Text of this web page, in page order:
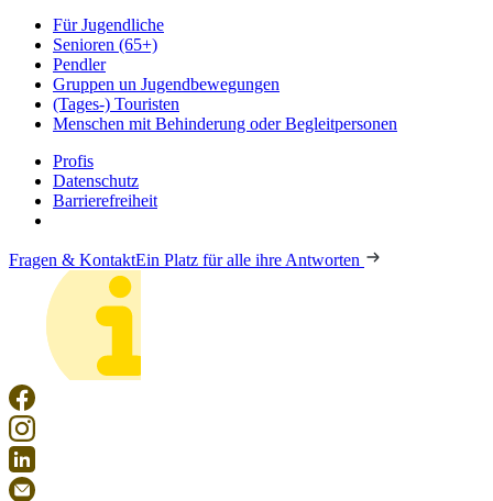
Für Jugendliche
Senioren (65+)
Pendler
Gruppen un Jugendbewegungen
(Tages-) Touristen
Menschen mit Behinderung oder Begleitpersonen
Profis
Datenschutz
Barrierefreiheit
Fragen & KontaktEin Platz für alle ihre Antworten